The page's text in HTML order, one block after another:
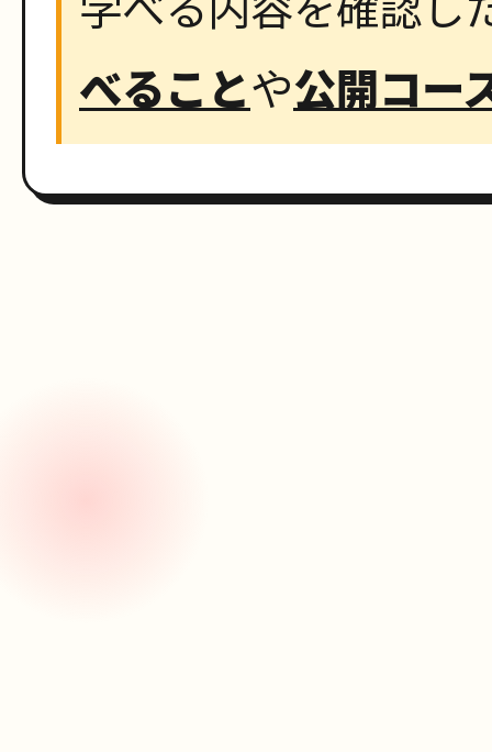
べることや公開コー